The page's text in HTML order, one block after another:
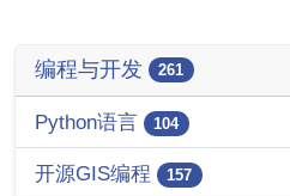
编程与开发 261
Python语言 104
开源GIS编程 157